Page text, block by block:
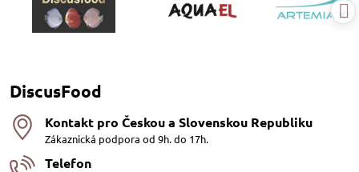
DiscusFood
Kontakt pro Českou a Slovenskou Republiku
Zákaznická podpora od 9h. do 17h.
Telefon